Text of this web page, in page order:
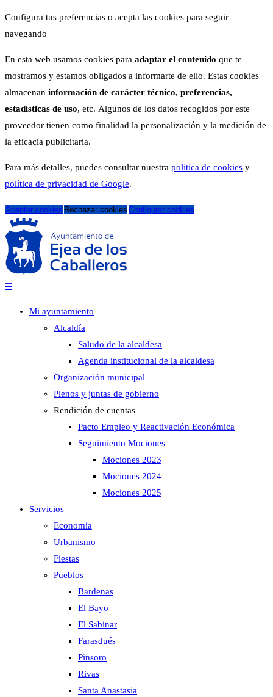
Configura tus preferencias o acepta las cookies para seguir
navegando
En esta web usamos cookies para adaptar el contenido que te
mostramos y estamos obligados a informarte de ello. Estas cookies
almacenan información de carácter técnico, preferencias,
estadísticas de uso, etc. Algunos de los datos recogidos por este
proveedor tienen como finalidad la personalización y la medición de
la eficacia publicitaria.
Para más detalles, puedes consultar nuestra política de cookies y
política de privacidad de Google.
Aceptar cookies Rechazar cookies Configurar cookies
Mi ayuntamiento
Alcaldía
Saludo de la alcaldesa
Agenda institucional de la alcaldesa
Organización municipal
Plenos y juntas de gobierno
Rendición de cuentas
Pacto Empleo y Reactivación Económica
Seguimiento Mociones
Mociones 2023
Mociones 2024
Mociones 2025
Servicios
Economía
Urbanismo
Fiestas
Pueblos
Bardenas
El Bayo
El Sabinar
Farasdués
Pinsoro
Rivas
Santa Anastasia